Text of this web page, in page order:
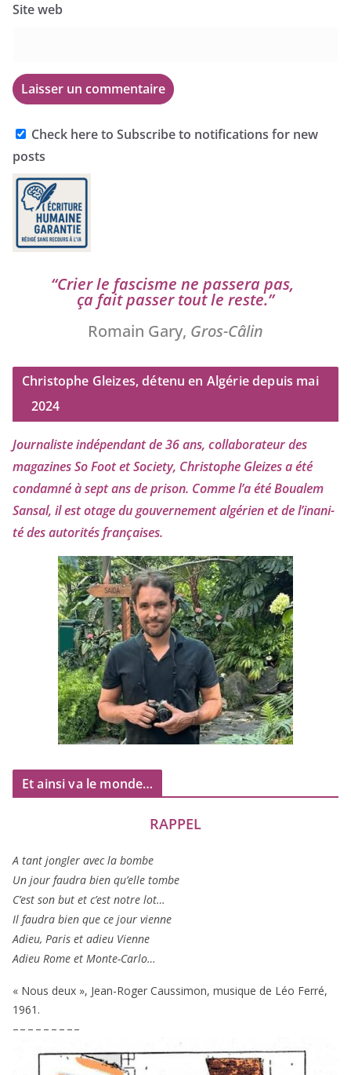
Site web
Check here to Subscribe to notifications for new
posts
“Crier le fas­cisme ne pas­se­ra pas,
ça fait pas­ser tout le reste.”
Romain Gary, Gros-Câlin
Christophe Gleizes, détenu en Algérie depuis mai
2024
Journaliste indé­pen­dant de36ans, col­la­bo­ra­teur des
maga­zines So Foot et Society, Christophe Gleizesa été
condam­né à sept ans de pri­son. Comme l’a été Boualem
Sansal, il est otage du gou­ver­ne­ment algé­rien et de l’i­na­ni­
té des auto­ri­tés françaises.
Et ainsi va le monde…
RAPPEL
A tant jon­gler avec la bombe
Un jour fau­dra bien qu’elle tombe
C’est son but et c’est notre lot…
Il fau­dra bien que ce jour vienne
Adieu, Paris et adieu Vienne
Adieu Rome et Monte-Carlo…
« Nous deux », Jean-Roger Caussimon, musique de Léo Ferré,
1961 .
– – – – – – – – –